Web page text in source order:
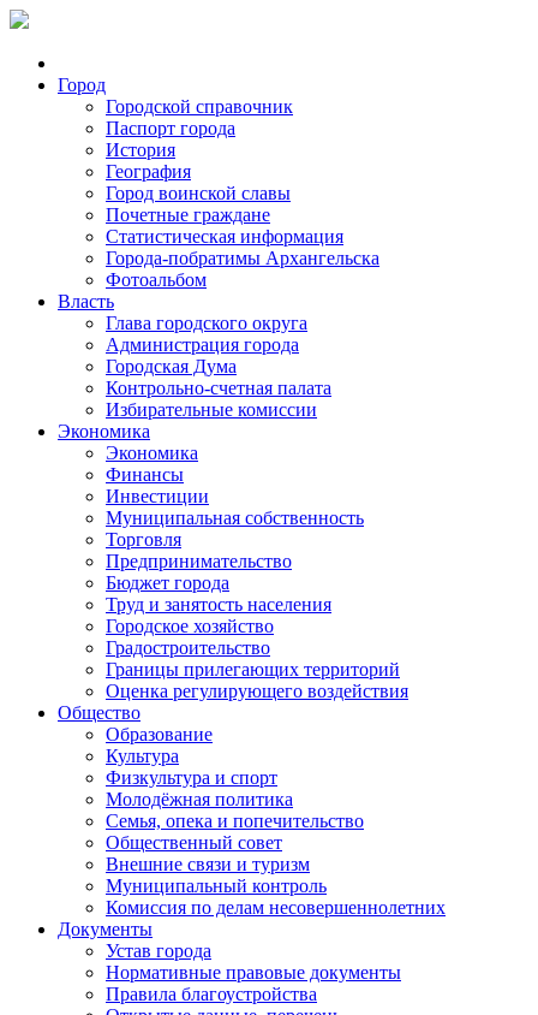
Город
Городской справочник
Паспорт города
История
География
Город воинской славы
Почетные граждане
Статистическая информация
Города-побратимы Архангельска
Фотоальбом
Власть
Глава городского округа
Администрация города
Городская Дума
Контрольно-счетная палата
Избирательные комиссии
Экономика
Экономика
Финансы
Инвестиции
Муниципальная собственность
Торговля
Предпринимательство
Бюджет города
Труд и занятость населения
Городское хозяйство
Градостроительство
Границы прилегающих территорий
Оценка регулирующего воздействия
Общество
Образование
Культура
Физкультура и спорт
Молодёжная политика
Семья, опека и попечительство
Общественный совет
Внешние связи и туризм
Муниципальный контроль
Комиссия по делам несовершеннолетних
Документы
Устав города
Нормативные правовые документы
Правила благоустройства